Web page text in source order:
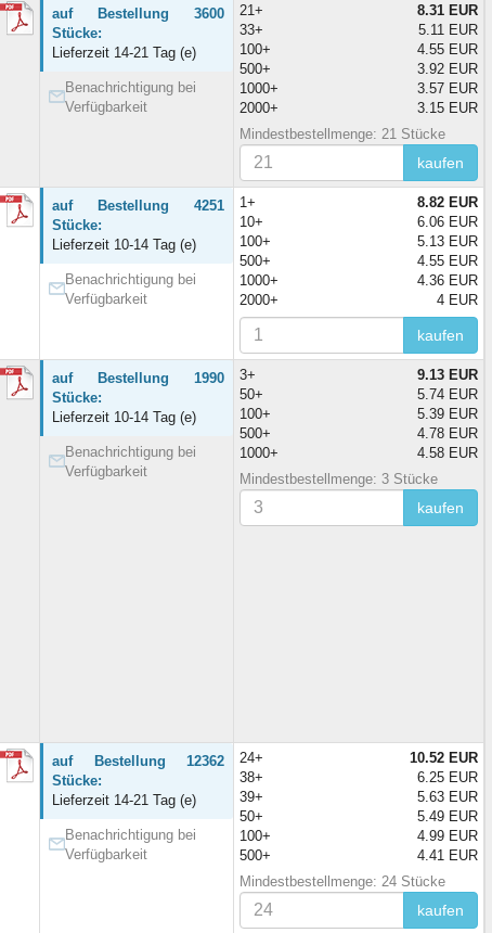
auf Bestellung 3600
Stücke:
Lieferzeit 14-21 Tag (e)
Benachrichtigung bei
Verfügbarkeit
21+
8.31 EUR
33+
5.11 EUR
100+
4.55 EUR
500+
3.92 EUR
1000+
3.57 EUR
2000+
3.15 EUR
Mindestbestellmenge: 21 Stücke
kaufen
auf Bestellung 4251
Stücke:
Lieferzeit 10-14 Tag (e)
Benachrichtigung bei
Verfügbarkeit
1+
8.82 EUR
10+
6.06 EUR
100+
5.13 EUR
500+
4.55 EUR
1000+
4.36 EUR
2000+
4 EUR
kaufen
auf Bestellung 1990
Stücke:
Lieferzeit 10-14 Tag (e)
Benachrichtigung bei
Verfügbarkeit
3+
9.13 EUR
50+
5.74 EUR
100+
5.39 EUR
500+
4.78 EUR
1000+
4.58 EUR
Mindestbestellmenge: 3 Stücke
kaufen
auf Bestellung 12362
Stücke:
Lieferzeit 14-21 Tag (e)
Benachrichtigung bei
Verfügbarkeit
24+
10.52 EUR
38+
6.25 EUR
39+
5.63 EUR
50+
5.49 EUR
100+
4.99 EUR
500+
4.41 EUR
Mindestbestellmenge: 24 Stücke
kaufen